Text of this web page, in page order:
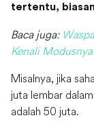
tertentu,
Baca juga:
Kenali
Misalnya, jika
juta lembar
adalah 50 juta.